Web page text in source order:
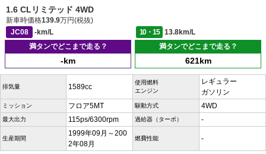
1.6 CLリミテッド 4WD
新車時価格139.9万円(税抜)
JC08
-km/L 10・15
13.8km/L
満タンでどこまで走る？
-km
満タンでどこまで走る？
621km
排気量 1589cc
使用燃料
エンジン
レギュラー
ガソリン
ミッション フロア5MT 駆動方式 4WD
最大出力 115ps/6300rpm 過給器（ターボ） -
生産期間
1999年09月～200
2年08月
燃費性能 -